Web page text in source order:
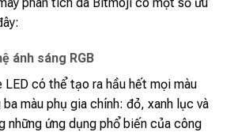
ánh sáng RGB
LED có thể tạo ra hầu hết mọi màu
màu phụ gia chính: đỏ, xanh lục và
những ứng dụng phổ biến của công